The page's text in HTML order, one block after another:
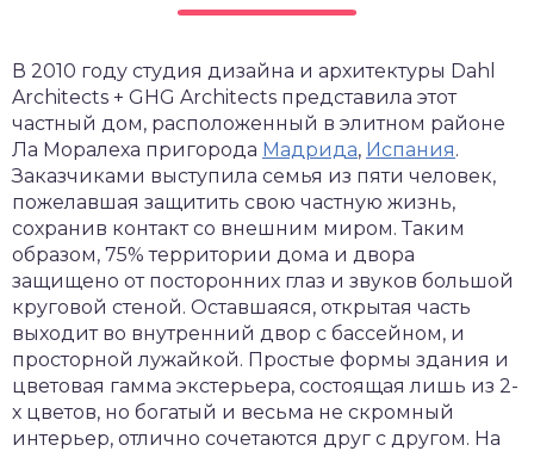
В 2010 году студия дизайна и архитектуры Dahl
Architects + GHG Architects представила этот
частный дом, расположенный в элитном районе
Ла Моралеха пригорода Мадрида, Испания.
Заказчиками выступила семья из пяти человек,
пожелавшая защитить свою частную жизнь,
сохранив контакт со внешним миром. Таким
образом, 75% территории дома и двора
защищено от посторонних глаз и звуков большой
круговой стеной. Оставшаяся, открытая часть
выходит во внутренний двор с бассейном, и
просторной лужайкой. Простые формы здания и
цветовая гамма экстерьера, состоящая лишь из 2-
х цветов, но богатый и весьма не скромный
интерьер, отлично сочетаются друг с другом. На